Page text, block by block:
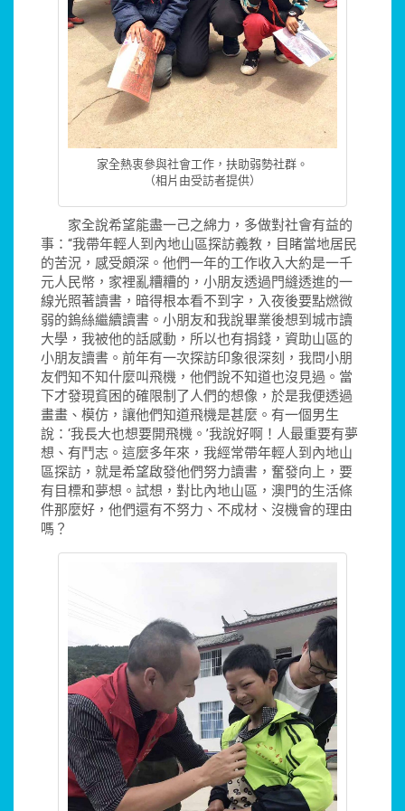
家全熱衷參與社會工作，扶助弱勢社群。
（相片由受訪者提供）
家全說希望能盡一己之綿力，多做對社會有益的
事：“我帶年輕人到內地山區探訪義教，目睹當地居民
的苦況，感受頗深。他們一年的工作收入大約是一千
元人民幣，家裡亂糟糟的，小朋友透過門縫透進的一
線光照著讀書，暗得根本看不到字，入夜後要點燃微
弱的鎢絲繼續讀書。小朋友和我說畢業後想到城市讀
大學，我被他的話感動，所以也有捐錢，資助山區的
小朋友讀書。前年有一次探訪印象很深刻，我問小朋
友們知不知什麼叫飛機，他們說不知道也沒見過。當
下才發現貧困的確限制了人們的想像，於是我便透過
畫畫、模仿，讓他們知道飛機是甚麼。有一個男生
說：‘我長大也想要開飛機。’我說好啊！人最重要有夢
想、有鬥志。這麼多年來，我經常帶年輕人到內地山
區探訪，就是希望啟發他們努力讀書，奮發向上，要
有目標和夢想。試想，對比內地山區，澳門的生活條
件那麼好，他們還有不努力、不成材、沒機會的理由
嗎？